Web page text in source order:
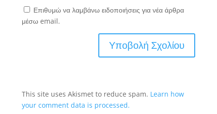
Επιθυμώ να λαμβάνω ειδοποιήσεις για νέα άρθρα
μέσω email.
This site uses Akismet to reduce spam. Learn how
your comment data is processed.